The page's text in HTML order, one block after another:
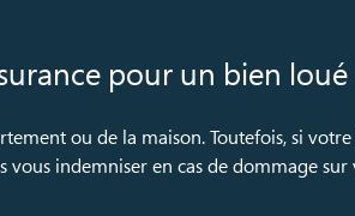
pour un bien loué
ou de la maison. Toutefois, si votre
indemniser en cas de dommage